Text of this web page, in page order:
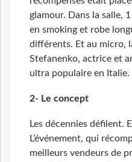
glamour. Dans la salle, 1
en smoking et robe
différents. Et au micro,
Stefanenko, actrice et
ultra populaire en Italie.
2- Le concept
Les décennies défilent.
L’événement, qui
meilleurs vendeurs de